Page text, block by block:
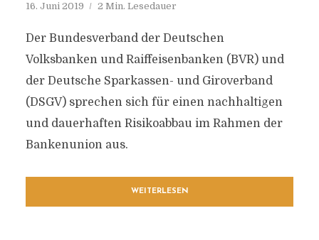
16. Juni 2019 2 Min. Lesedauer
Der Bundesverband der Deutschen
Volksbanken und Raiffeisenbanken (BVR) und
der Deutsche Sparkassen- und Giroverband
(DSGV) sprechen sich für einen nachhaltigen
und dauerhaften Risikoabbau im Rahmen der
Bankenunion aus.
WEITERLESEN